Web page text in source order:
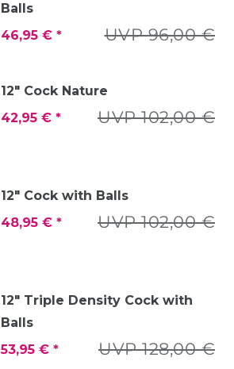
Balls
UVP 96,00 €
46,95 € *
12" Cock Nature
UVP 102,00 €
42,95 € *
12" Cock with Balls
UVP 102,00 €
48,95 € *
12" Triple Density Cock with
Balls
UVP 128,00 €
53,95 € *